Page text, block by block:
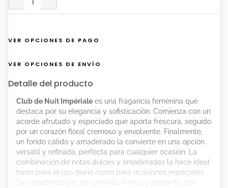
VER OPCIONES DE PAGO
VER OPCIONES DE ENVÍO
Detalle del producto
Club de Nuit Impériale es una fragancia femenina que
destaca por su elegancia y sofisticación. Comienza con un
acorde afrutado y especiado que aporta frescura, seguido
por un corazón floral cremoso y envolvente. Finalmente,
un fondo cálido y amaderado la convierte en una opción
versátil y refinada, perfecta para cualquier ocasión. La
combinación de notas dulces y amaderadas la hace ideal
tanto para el uso diario como para ocasiones especiales.
Se caracteriza por ser atrevida, fresca y elegante, con